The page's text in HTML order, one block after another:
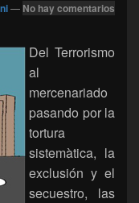
— No hay comentarios
Del Terrorismo
al
mercenariado
pasando por la
tortura
sistemàtica, la
exclusión y el
secuestro, las